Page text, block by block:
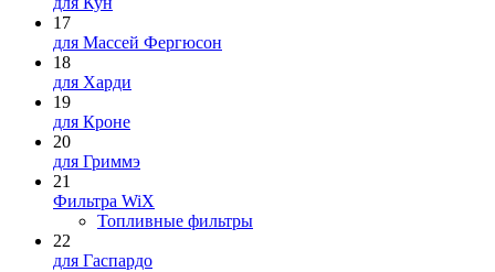
17
для Массей Фергюсон
18
для Харди
19
для Кроне
20
для Гриммэ
21
Фильтра WiX
Топливные фильтры
22
для Гаспардо